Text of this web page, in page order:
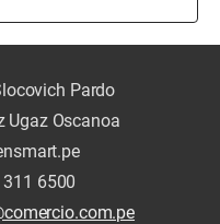
Pardo
Ugaz Oscanoa
6500